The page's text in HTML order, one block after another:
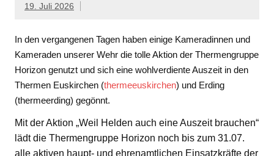
19. Juli 2026
In den vergangenen Tagen haben einige Kameradinnen und
Kameraden unserer Wehr die tolle Aktion der Thermengruppe
Horizon genutzt und sich eine wohlverdiente Auszeit in den
Thermen Euskirchen (thermeeuskirchen) und Erding
(thermeerding) gegönnt.
Mit der Aktion „Weil Helden auch eine Auszeit brauchen“
lädt die Thermengruppe Horizon noch bis zum 31.07.
alle aktiven haupt- und ehrenamtlichen Einsatzkräfte der